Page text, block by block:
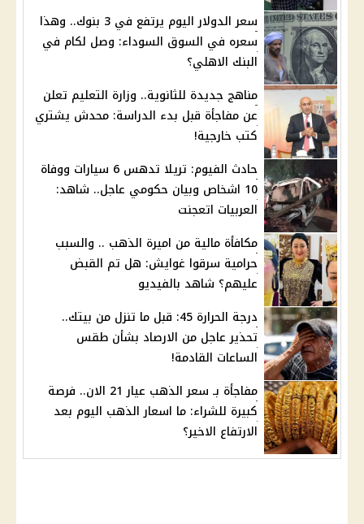
سعر الدولار اليوم يرتفع في 3 بنوك.. وهذا
سعره في السوق السوداء: وصل لكام في
البنك الاهلي؟
مناهج جديدة للثانوية.. وزارة التعليم تعلن
عن مفاجأة قبل بدء الدراسة: محدش يشتري
كتب خارجية!
حادث الفيوم: تريلا تدهس 6 سيارات ووفاة
10 اشخاص وبيان حكومي عاجل.. شاهد:
العربيات اتعجنت
مكافأة مالية من اميرة الذهب .. والسبب
حرامية سرقوا غوايش: هل تم القبض
عليهم؟ شاهد بالفيديو
درجة الحرارة 45: قبل ما تنزل من بيتك..
تحذير عاجل من الارصاد بشأن طقس
الساعات القادمة!
مفاجأة بـ سعر الذهب عيار 21 الان.. فرصة
كبيرة للشراء: ما اسعار الذهب اليوم بعد
الارتفاع الاخير؟